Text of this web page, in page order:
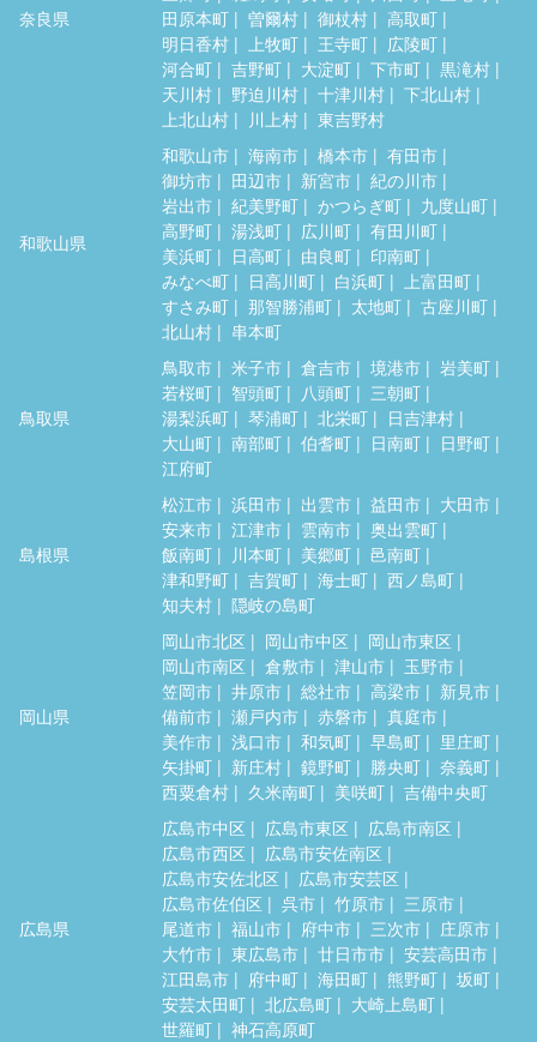
奈良県
田原本町
曽爾村 御杖村
高取町
明日香村
上牧町 王寺町
広陵町
河合町
吉野町 大淀町 下市町
黒滝村
天川村
野迫川村 十津川村
下北山村
上北山村
川上村 東吉野村
和歌山県
和歌山市 海南市 橋本市
有田市
御坊市
田辺市 新宮市
紀の川市
岩出市
紀美野町 かつらぎ町
九度山町
高野町
湯浅町 広川町
有田川町
美浜町
日高町 由良町
印南町
みなべ町
日高川町 白浜町
上富田町
すさみ町
那智勝浦町 太地町
古座川町
北山村
串本町
鳥取県
鳥取市 米子市 倉吉市 境港市
岩美町
若桜町
智頭町 八頭町
三朝町
湯梨浜町
琴浦町 北栄町
日吉津村
大山町
南部町 伯耆町 日南町
日野町
江府町
島根県
松江市 浜田市 出雲市 益田市
大田市
安来市
江津市 雲南市
奥出雲町
飯南町
川本町 美郷町
邑南町
津和野町
吉賀町 海士町
西ノ島町
知夫村
隠岐の島町
岡山県
岡山市北区 岡山市中区
岡山市東区
岡山市南区
倉敷市 津山市
玉野市
笠岡市
井原市 総社市 高梁市
新見市
備前市
瀬戸内市 赤磐市
真庭市
美作市
浅口市 和気町 早島町
里庄町
矢掛町
新庄村 鏡野町 勝央町
奈義町
西粟倉村
久米南町 美咲町 吉備中央町
広島県
広島市中区 広島市東区
広島市南区
広島市西区
広島市安佐南区
広島市安佐北区
広島市安芸区
広島市佐伯区
呉市 竹原市
三原市
尾道市
福山市 府中市 三次市
庄原市
大竹市
東広島市 廿日市市
安芸高田市
江田島市
府中町 海田町 熊野町
坂町
安芸太田町
北広島町
大崎上島町
世羅町
神石高原町